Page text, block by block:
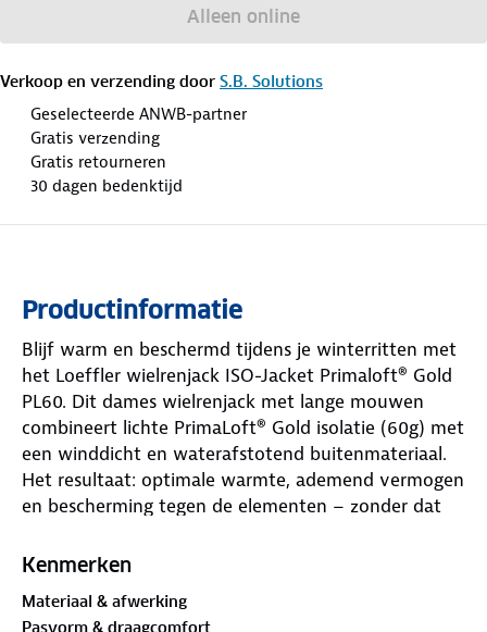
Alleen online
Verkoop en verzending door S.B. Solutions
Geselecteerde ANWB-partner
Gratis verzending
Gratis retourneren
30 dagen bedenktijd
Productinformatie
Blijf warm en beschermd tijdens je winterritten met
het Loeffler wielrenjack ISO-Jacket Primaloft® Gold
PL60. Dit dames wielrenjack met lange mouwen
combineert lichte PrimaLoft® Gold isolatie (60g) met
een winddicht en waterafstotend buitenmateriaal.
Het resultaat: optimale warmte, ademend vermogen
en bescherming tegen de elementen – zonder dat
elastische inzetstukken aan de zijkant zorgen voor
Kenmerken
Materiaal & afwerking
Pasvorm & draagcomfort